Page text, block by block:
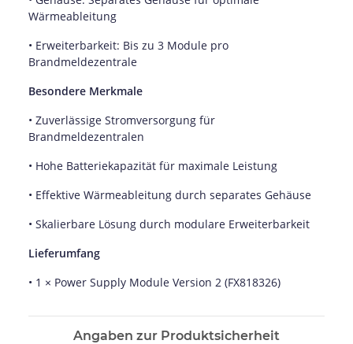
Wärmeableitung
• Erweiterbarkeit: Bis zu 3 Module pro
Brandmeldezentrale
Besondere Merkmale
• Zuverlässige Stromversorgung für
Brandmeldezentralen
• Hohe Batteriekapazität für maximale Leistung
• Effektive Wärmeableitung durch separates Gehäuse
• Skalierbare Lösung durch modulare Erweiterbarkeit
Lieferumfang
• 1 × Power Supply Module Version 2 (FX818326)
Angaben zur Produktsicherheit